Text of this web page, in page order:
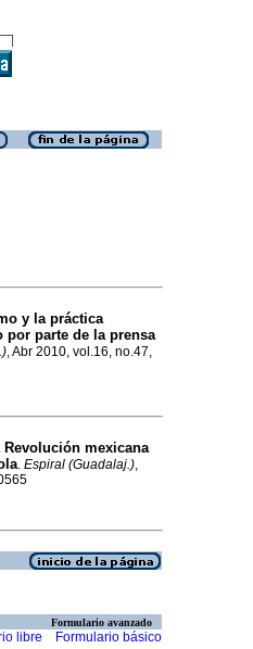
y la práctica
por parte de la prensa
, Abr 2010, vol.16, no.47,
mexicana
. Espiral (Guadalaj.),
Formulario avanzado
libre Formulario básico